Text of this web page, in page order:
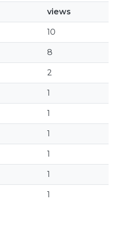
views
10
8
2
1
1
1
1
1
1